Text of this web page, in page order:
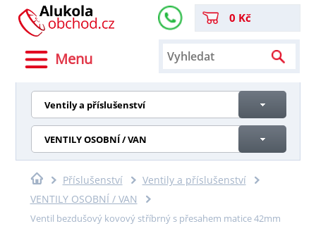
Menu
0 Kč
Ventily a příslušenství
VENTILY OSOBNÍ / VAN
Příslušenství
Ventily a příslušenství
VENTILY OSOBNÍ / VAN
Ventil bezdušový kovový stříbrný s přesahem matice 42mm